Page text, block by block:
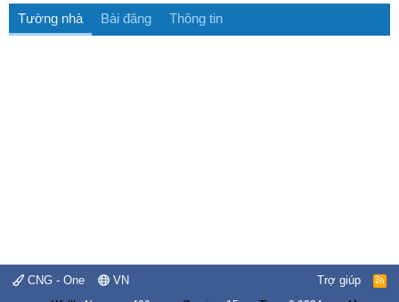
Tường nhà Bài đăng Thông tin
CNG - One VN Trợ giúp
R